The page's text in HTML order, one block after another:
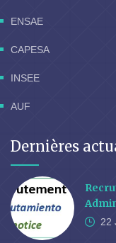
ENSAE
CAPESA
INSEE
AUF
Dernières
22